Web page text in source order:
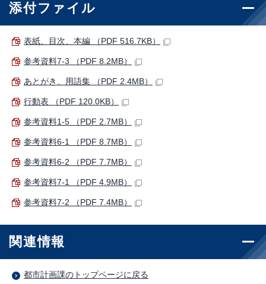
添付ファイル
表紙、目次、本編 （PDF 516.7KB）
参考資料7-3 （PDF 8.2MB）
あとがき、用語集 （PDF 2.4MB）
行動表 （PDF 120.0KB）
参考資料1-5 （PDF 2.7MB）
参考資料6-1 （PDF 8.7MB）
参考資料6-2 （PDF 7.7MB）
参考資料7-1 （PDF 4.9MB）
参考資料7-2 （PDF 7.4MB）
関連情報
都市計画課のトップページに戻る